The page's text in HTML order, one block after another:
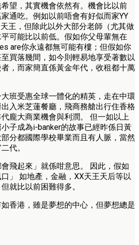
望，其實機會依然有。機會比以前
通吃。例如以前唔會有好似而家YY
王，但除此以外大部分老師（尤其做
可能比以前低。假如你父母輩無在
are你永遠都無可能有樓；但假如你
買落幾間，如今則輕易地享受著數以
，而家簡直係黃金年代，收租都十萬
班受惠全球一體化的精英，走在中環
入米芝蓮餐廳，飛商務艙出行住香格
龐大商業機會與利潤。 但一如以上
子成為i-banker的故事已經昨係日黃
分都國際學校畢業而且有人脈，當然
代。
飛起來」就係咁意思。 因此，假如
」 如地產，金融，XX天王天后等以
就比以前困難得多。
香港，雖是夢想的中心，但夢想總是